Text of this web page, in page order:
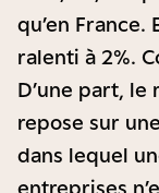
qu’en France.
ralenti à 2%.
D’une part, le
repose sur
dans lequel
entreprises